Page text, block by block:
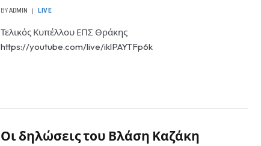
BYADMIN LIVE
Τελικός Κυπέλλου ΕΠΣ Θράκης
https://youtube.com/live/iklPAYTFp6k
Οι δηλώσεις του Βλάση Καζάκη